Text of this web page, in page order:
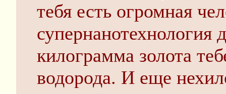
тебя есть огромная
супернанотехнология
килограмма золота
водорода. И еще